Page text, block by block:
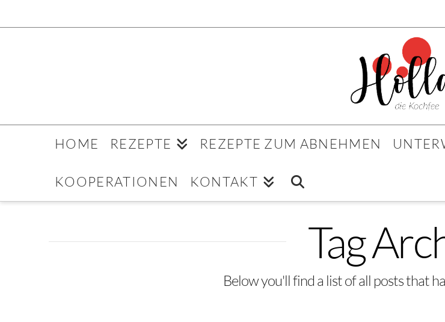
HOME REZEPTE REZEPTE ZUM ABNEHMEN
KOOPERATIONEN KONTAKT
Tag
Below you'll find a list of all posts that